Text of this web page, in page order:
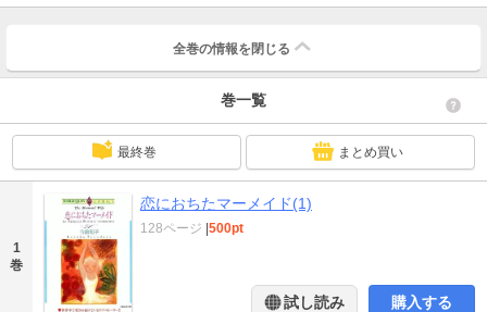
全巻の情報を 閉じる
巻一覧
最終巻 まとめ買い
1
巻
恋におちたマーメイド(1)
128ページ |500pt
試し読み 購入する